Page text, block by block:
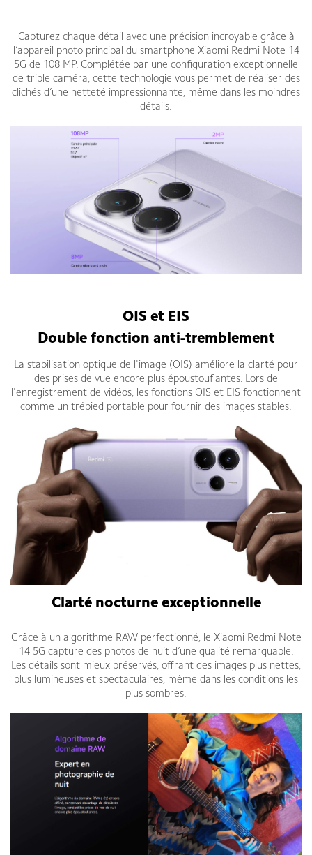
Capturez chaque détail avec une précision incroyable grâce à
l’appareil photo principal du smartphone Xiaomi Redmi Note 14
5G de 108 MP. Complétée par une configuration exceptionnelle
de triple caméra, cette technologie vous permet de réaliser des
clichés d’une netteté impressionnante, même dans les moindres
détails.
OIS et EIS
Double fonction anti-tremblement
La stabilisation optique de l'image (OIS) améliore la clarté pour
des prises de vue encore plus époustouflantes. Lors de
l'enregistrement de vidéos, les fonctions OIS et EIS fonctionnent
comme un trépied portable pour fournir des images stables.
Clarté nocturne exceptionnelle
Grâce à un algorithme RAW perfectionné, le Xiaomi Redmi Note
14 5G capture des photos de nuit d’une qualité remarquable.
Les détails sont mieux préservés, offrant des images plus nettes,
plus lumineuses et spectaculaires, même dans les conditions les
plus sombres.